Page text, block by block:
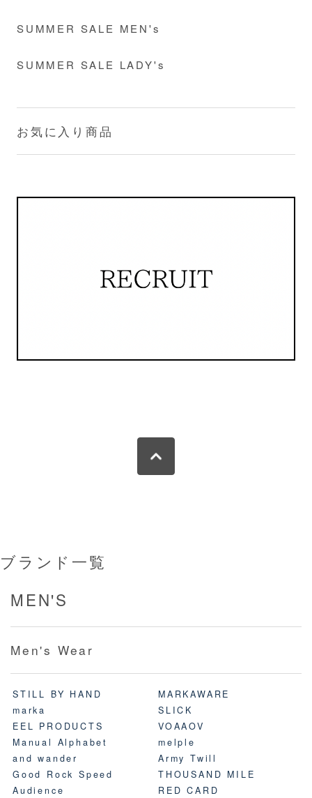
SUMMER SALE MEN's
SUMMER SALE LADY's
お気に入り商品
ブランド一覧
MEN'S
Men's Wear
STILL BY HAND
MARKAWARE
marka
SLICK
EEL PRODUCTS
VOAAOV
Manual Alphabet
melple
and wander
Army Twill
Good Rock Speed
THOUSAND MILE
Audience
RED CARD